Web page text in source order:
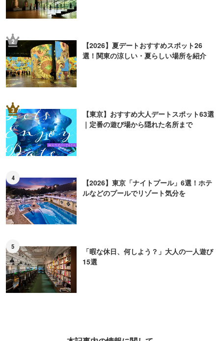
2
【2026】夏デートおすすめスポット26
選！関東の涼しい・夏らしい場所を紹介
3
【東京】おすすめ大人デートスポット63選
｜定番の遊び場から隠れた名所まで
4
【2026】東京「ナイトプール」6選！ホテ
ルなどのプールでリゾート気分を
5
「暇な休日、何しよう？」大人の一人遊び
15選